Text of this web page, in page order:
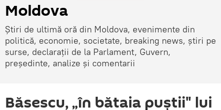
Moldova
Știri de ultimă oră din Moldova, evenimente din
politică, economie, societate, breaking news, știri pe
surse, declarații de la Parlament, Guvern,
președinte, analize și comentarii
Băsescu, „în bătaia puştii" lui